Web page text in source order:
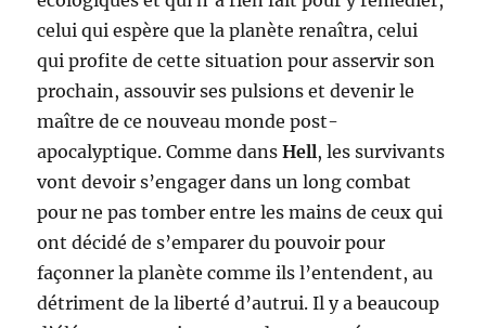
celui qui espère que la planète renaîtra, celui
qui profite de cette situation pour asservir son
prochain, assouvir ses pulsions et devenir le
maître de ce nouveau monde post-
apocalyptique. Comme dansHell, les survivants
vont devoir s’engager dans un long combat
pour ne pas tomber entre les mains de ceux qui
ont décidé de s’emparer du pouvoir pour
façonner la planète comme ils l’entendent, au
détriment de la liberté d’autrui. Il y a beaucoup